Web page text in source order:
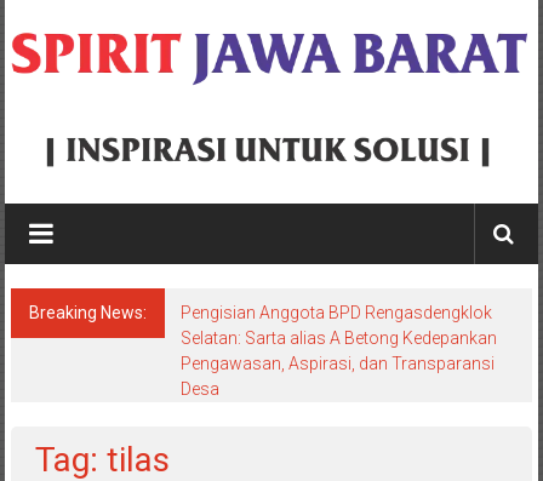
to
content
Spirit
Jawa
Barat
Inspirasi
Breaking News:
Pengisian Anggota BPD Rengasdengklok
Selatan: Sarta alias A Betong Kedepankan
Pengawasan, Aspirasi, dan Transparansi
Desa
Tag: tilas